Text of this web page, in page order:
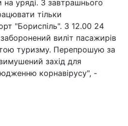
Світ
Наука
Лайт
Інциденти
уряді. З завтрашнього
тільки
"Бориспіль". З 12.00 24
виліт пасажирів
туризму. Перепрошую за
захід для
корнавірусу", -